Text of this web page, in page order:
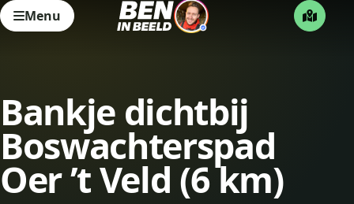
Menu
Bankje dichtbij
Boswachterspad
Oer ’t Veld (6 km)